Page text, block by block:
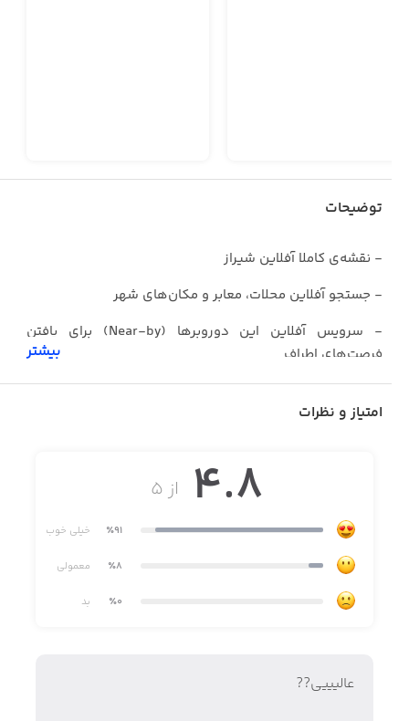
توضیحات
- نقشه‌‌ی کاملا آفلاین شیراز
- جستجو آفلاین محلات، معابر و مکان‌های شهر
- سرویس آفلاین این ‌دوروبرها (Near-by) برای یافتن
فرصت‌های اطراف
- سرویس مسیریابی حمل ‌و نقل همگانی (اتوبوس)
بیشتر
امتیاز و نظرات
از ۵ 4.8
٪91 خیلی خوب
٪8 معمولی
٪0 بد
عالیییی??